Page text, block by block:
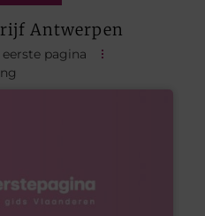
Antwerpen
pagina